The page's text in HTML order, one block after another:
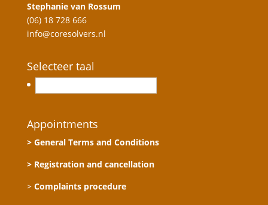
Stephanie van Rossum
(06) 18 728 666
info@coresolvers.nl
Selecteer taal
Appointments
> General Terms and Conditions
> Registration and cancellation
> Complaints procedure